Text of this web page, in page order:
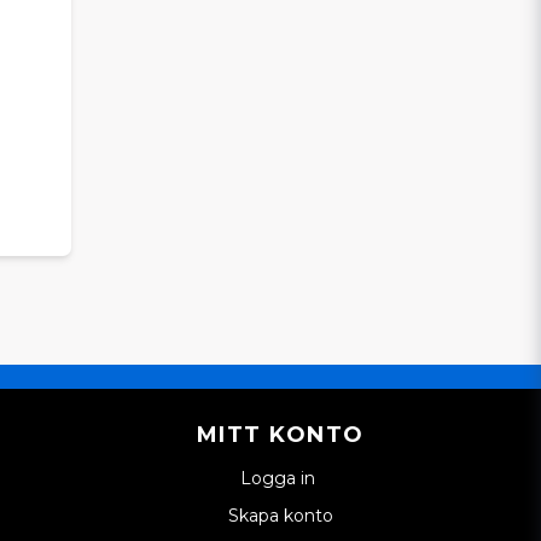
MITT KONTO
Logga in
Skapa konto